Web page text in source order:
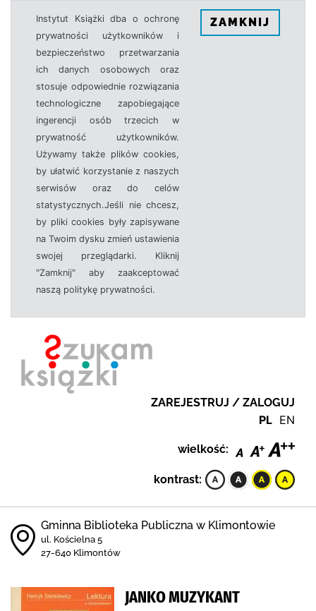
Instytut Książki dba o ochronę
prywatności użytkowników i
bezpieczeństwo przetwarzania
ich danych osobowych oraz
stosuje odpowiednie rozwiązania
technologiczne zapobiegające
ingerencji osób trzecich w
prywatność użytkowników.
Używamy także plików cookies,
by ułatwić korzystanie z naszych
serwisów oraz do celów
statystycznych.Jeśli nie chcesz,
by pliki cookies były zapisywane
na Twoim dysku zmień ustawienia
swojej przeglądarki. Kliknij
"Zamknij" aby zaakceptować
naszą politykę prywatności.
ZAMKNIJ
ZAREJESTRUJ / ZALOGUJ
PL EN
wielkość:
kontrast:
Gminna Biblioteka Publiczna w Klimontowie
ul. Kościelna 5
27-640 Klimontów
JANKO MUZYKANT